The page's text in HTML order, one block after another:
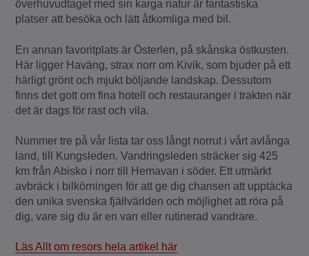
överhuvudtaget med sin karga natur är fantastiska
platser att besöka och lätt åtkomliga med bil.
En annan favoritplats är Österlen, på skånska östkusten.
Här ligger Haväng, strax norr om Kivik, som bjuder på ett
härligt grönt och mjukt böljande landskap. Dessutom
finns det gott om fina hotell och restauranger i trakten när
det är dags för rast och vila.
Nummer tre på vår lista tar oss långt norrut i vårt avlånga
land, till Kungsleden. Vandringsleden sträcker sig 425
km från Abisko i norr till Hemavan i söder. Ett utmärkt
avbräck i bilkörningen för att ge dig chansen att upptäcka
den unika svenska fjällvärlden och möjlighet att röra på
dig, vare sig du är en van eller rutinerad vandrare.
Läs Allt om resors hela artikel här